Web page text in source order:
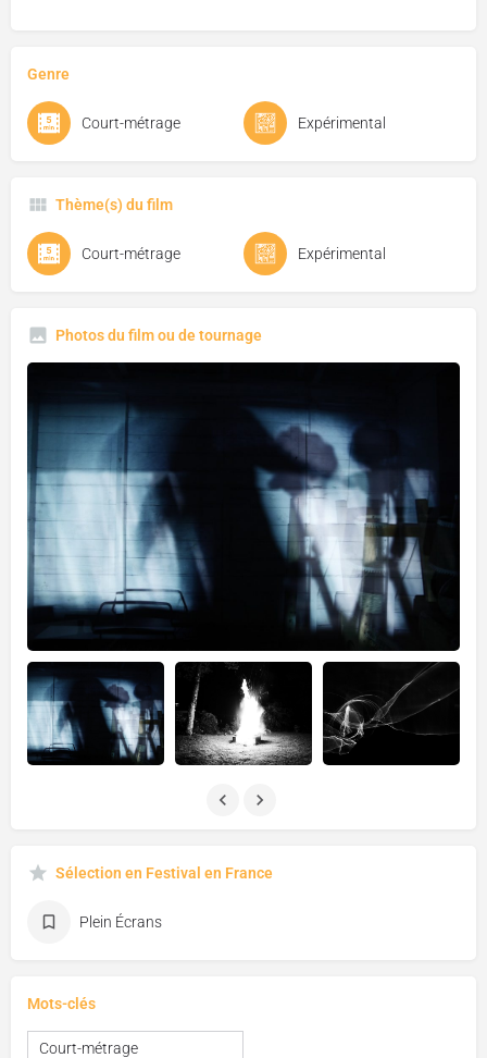
Genre
Court-métrage Expérimental
Thème(s) du film
Court-métrage Expérimental
Photos du film ou de tournage
Sélection en Festival en France
Plein Écrans
Mots-clés
Court-métrage